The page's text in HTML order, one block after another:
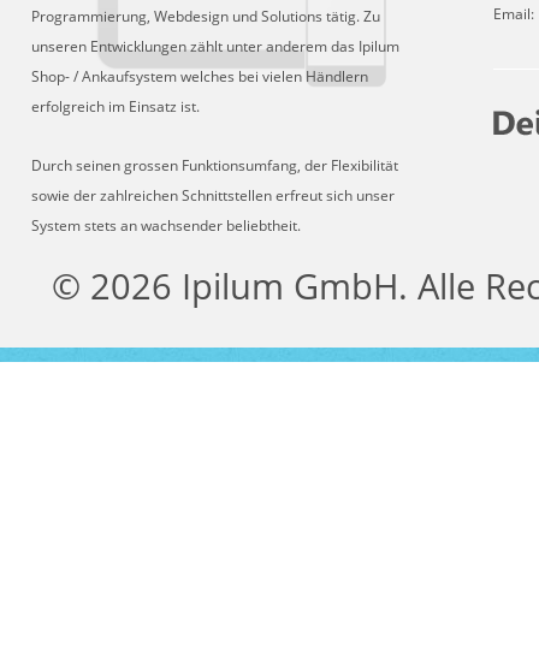
Programmierung, Webdesign und Solutions tätig. Zu
unseren Entwicklungen zählt unter anderem das Ipilum
Shop- / Ankaufsystem welches bei vielen Händlern
erfolgreich im Einsatz ist.
Durch seinen grossen Funktionsumfang, der Flexibilität
sowie der zahlreichen Schnittstellen erfreut sich unser
System stets an wachsender beliebtheit.
© 2026 Ipilum GmbH. Alle